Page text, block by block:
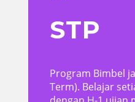
STP
Program Bimbel
Term). Belajar